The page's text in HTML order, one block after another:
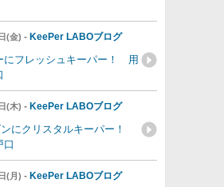
(金) - KeePer LABOブログ
にフレッシュキーパー！ 用
(木) - KeePer LABOブログ
ンにクリスタルキーパー！
(月) - KeePer LABOブログ